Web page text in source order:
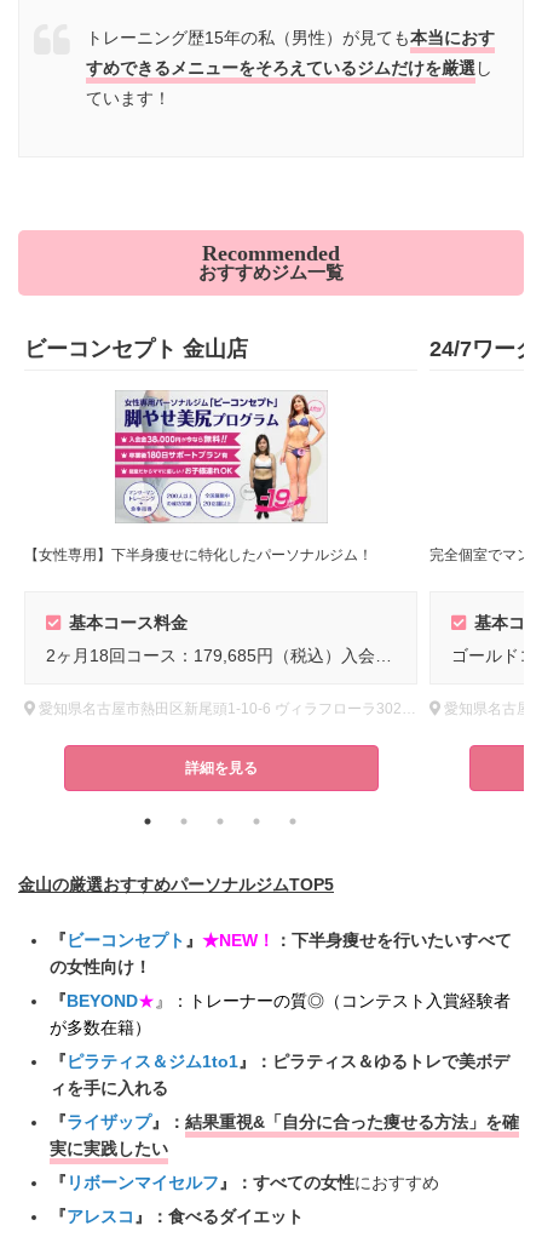
トレーニング歴15年の私（男性）が見ても本当におす
すめできるメニューをそろえているジムだけを厳選 し
ています！
Recommended
おすすめジム一覧
ビーコンセプト 金山店
【女性専用】下半身痩せに特化したパーソナルジム！
基本コース料金
詳細を見る
24/7ワー
基本コ
愛知県名古屋
金山の厳選おすすめパーソナルジムTOP5
『ビーコンセプト』 ★NEW！
：下半身痩せを行いたいすべて
の女性向け！
『BEYOND★』：トレーナーの質◎（コンテスト入賞経験者
が多数在籍）
『ピラティス＆ジム1to1』：ピラティス＆ゆるトレで美ボデ
ィを手に入れる
『ライザップ』： 結果重視&「自分に合った痩せる方法」を確
実に実践したい
『 リボーンマイセルフ』：すべての女性におすすめ
『アレスコ』：食べるダイエット